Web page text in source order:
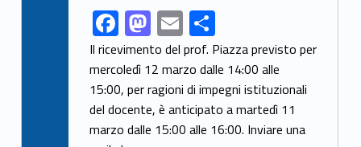
Link identifier share facebook archive #share-link-archive-21096F
ac
e
b
o
M
as
to
d
o
E
m
ai
l
C
o
n
di
vi
Il ricevimento del prof. Piazza previsto per
mercoledì 12 marzo dalle 14:00 alle
15:00, per ragioni di impegni istituzionali
del docente, è anticipato a martedì 11
marzo dalle 15:00 alle 16:00. Inviare una